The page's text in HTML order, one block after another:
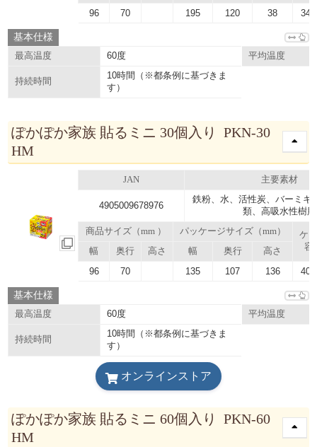
96 70 195 120 38
基本仕様
最高温度 60度 平均温度
持続時間
10時間（※都条例に基づきま
す）
ぽかぽか家族 貼るミニ 30個入り PKN-30
HM
JAN 主要素材
4905009678976
鉄粉、水、活性炭、バーミキ
類、高吸水性樹脂
商品サイズ（mm ） パッケージサイズ（mm）
ケ
容
幅 奥行 高さ 幅 奥行 高さ
96 70 135 107 136
基本仕様
最高温度 60度 平均温度
持続時間
10時間（※都条例に基づきま
す）
オンラインストア
ぽかぽか家族 貼るミニ 60個入り PKN-60
HM